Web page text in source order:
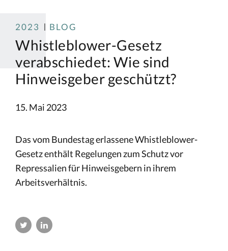
2023 BLOG
Whistleblower-Gesetz
verabschiedet: Wie sind
Hinweisgeber geschützt?
15. Mai 2023
Das vom Bundestag erlassene Whistleblower-
Gesetz enthält Regelungen zum Schutz vor
Repressalien für Hinweisgebern in ihrem
Arbeitsverhältnis.